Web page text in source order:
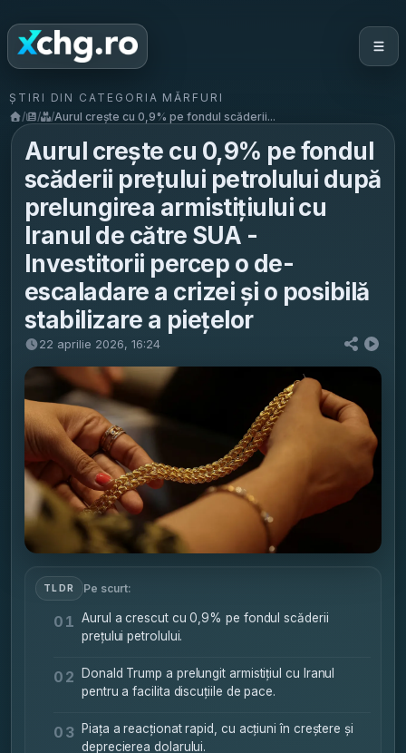
ȘTIRI DIN CATEGORIA MĂRFURI
/
/ /Aurul crește cu 0,9% pe fondul scăderii...
Aurul crește cu 0,9% pe fondul
scăderii prețului petrolului după
prelungirea armistițiului cu
Iranul de către SUA -
Investitorii percep o de-
escaladare a crizei și o posibilă
stabilizare a piețelor
22 aprilie 2026, 16:24
TLDR Pe scurt:
01 Aurul a crescut cu 0,9% pe fondul scăderii
prețului petrolului.
02
Donald Trump a prelungit armistițiul cu Iranul
pentru a facilita discuțiile de pace.
03
Piața a reacționat rapid, cu acțiuni în creștere și
deprecierea dolarului.